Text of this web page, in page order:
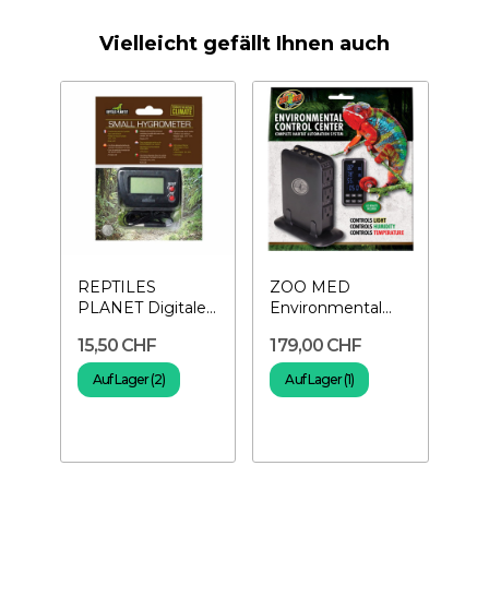
Vielleicht gefällt Ihnen auch
REPTILES
PLANET Digitales
15,50 CHF
Auf Lager (2)
ZOO MED
Environmental
Mehrfachsteuerung...
179,00 CHF
Auf Lager (1)